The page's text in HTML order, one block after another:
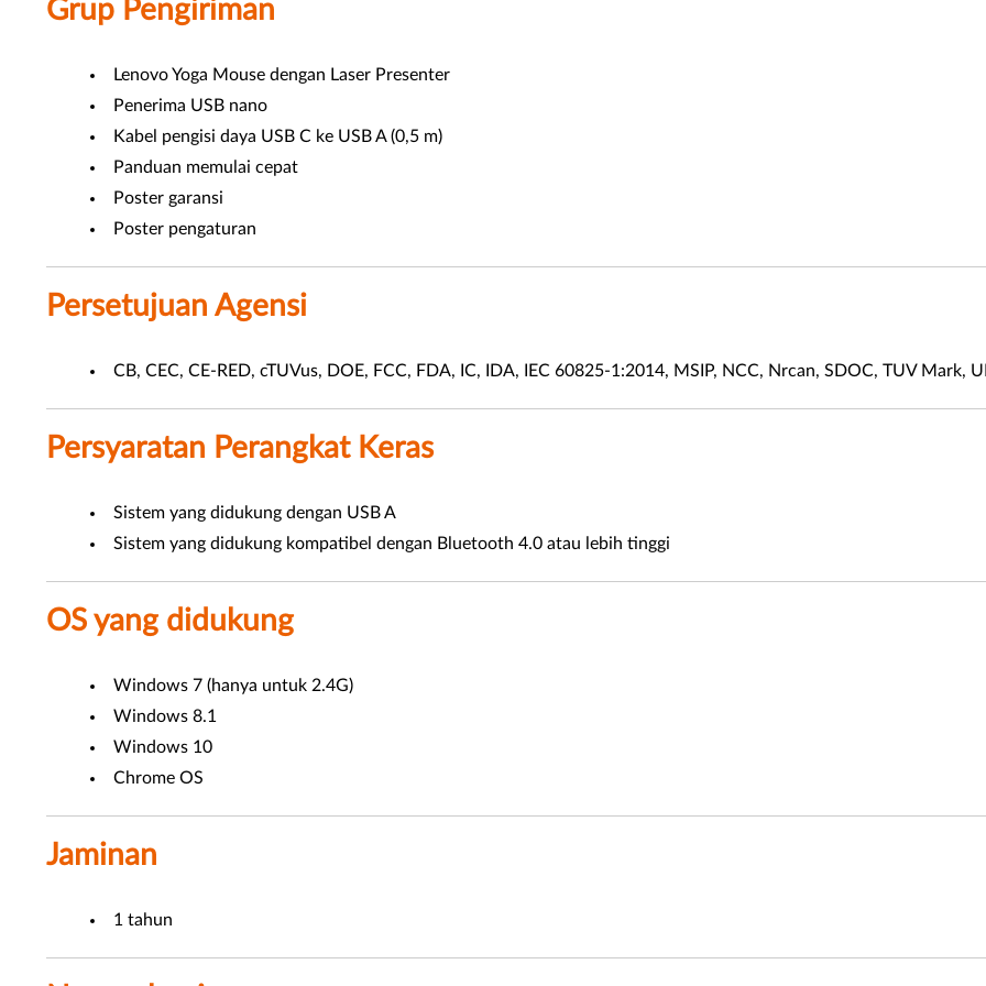
Grup Pengiriman
Lenovo Yoga Mouse dengan Laser Presenter
Penerima USB nano
Kabel pengisi daya USB C ke USB A (0,5 m)
Panduan memulai cepat
Poster garansi
Poster pengaturan
Persetujuan Agensi
CB, CEC, CE-RED, cTUVus, DOE, FCC, FDA, IC, IDA, IEC 60825-1:2014, MSIP, NCC, Nrcan, SDOC, TUV Mark,
Persyaratan Perangkat Keras
Sistem yang didukung dengan USB A
Sistem yang didukung kompatibel dengan Bluetooth 4.0 atau lebih tinggi
OS yang didukung
Windows 7 (hanya untuk 2.4G)
Windows 8.1
Windows 10
Chrome OS
Jaminan
1 tahun